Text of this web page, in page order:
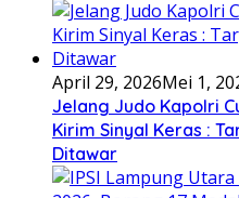
April 29, 2026Mei 1,
Jelang Judo Kapolri
Kirim Sinyal Keras :
Ditawar